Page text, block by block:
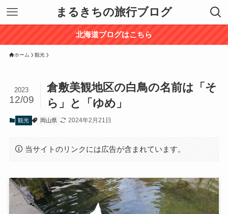
まるきちの旅行ブログ
北海道ブログはこちら
ホーム 観光
倉敷美観地区の白鳥の名前は「そ
ら」と「ゆめ」
2023
12/09
観光 岡山県 2024年2月21日
当サイトのリンクには広告が含まれています。